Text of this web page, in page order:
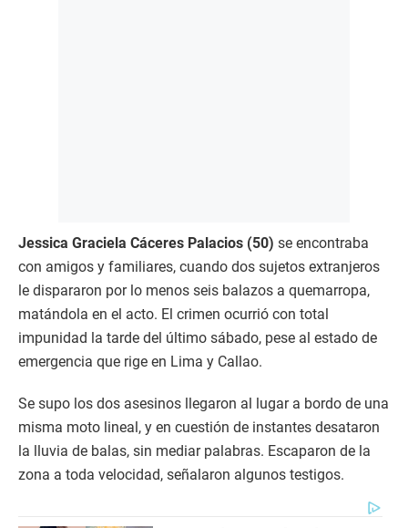
Jessica Graciela Cáceres Palacios (50) se encontraba
con amigos y familiares, cuando dos sujetos extranjeros
le dispararon por lo menos seis balazos a quemarropa,
matándola en el acto. El crimen ocurrió con total
impunidad la tarde del último sábado, pese al estado de
emergencia que rige en Lima y Callao.
Se supo los dos asesinos llegaron al lugar a bordo de una
misma moto lineal, y en cuestión de instantes desataron
la lluvia de balas, sin mediar palabras. Escaparon de la
zona a toda velocidad, señalaron algunos testigos.